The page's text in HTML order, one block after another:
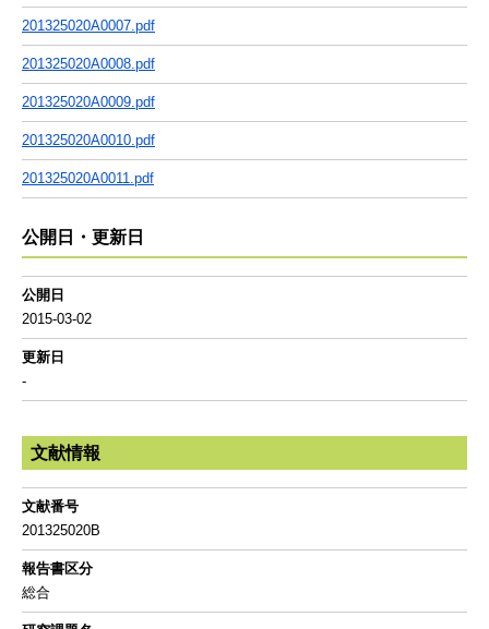
201325020A0007.pdf
201325020A0008.pdf
201325020A0009.pdf
201325020A0010.pdf
201325020A0011.pdf
公開日・更新日
公開日
2015-03-02
更新日
-
文献情報
文献番号
201325020B
報告書区分
総合